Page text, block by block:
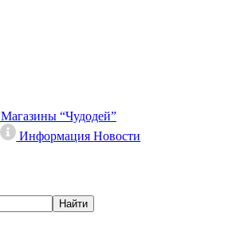
Магазины “Чудодей”
ИнформацияНовости
Найти